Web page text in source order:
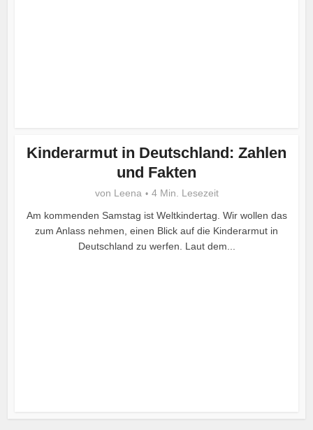
Kinderarmut in Deutschland: Zahlen
und Fakten
von Leena
4 Min. Lesezeit
Am kommenden Samstag ist Weltkindertag. Wir wollen das
zum Anlass nehmen, einen Blick auf die Kinderarmut in
Deutschland zu werfen. Laut dem...